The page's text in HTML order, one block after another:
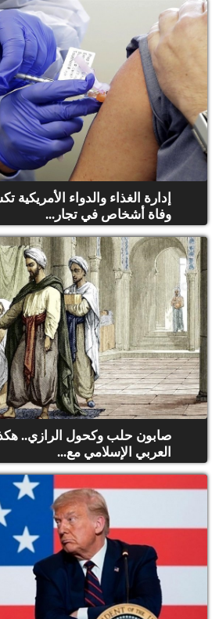
إدارة الغذاء والدواء
وفاة أشخاص في تجار...
صابون حلب وكحول الرازي..
العربي الإسلامي مع...